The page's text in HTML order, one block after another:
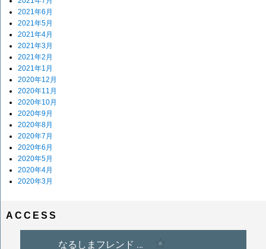
2021年6月
2021年5月
2021年4月
2021年3月
2021年2月
2021年1月
2020年12月
2020年11月
2020年10月
2020年9月
2020年8月
2020年7月
2020年6月
2020年5月
2020年4月
2020年3月
ACCESS